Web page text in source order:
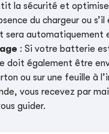
la sécurité et optimise
du chargeur ou
sera automatiquement
: Si votre batterie
doit également être
ou sur une feuille à
vous recevez par
guider.